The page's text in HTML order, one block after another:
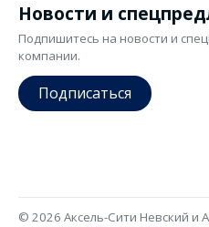
Новости и
Подпишитесь на новости и
компании.
Подписаться
© 2026 Аксель-Сити Невский и